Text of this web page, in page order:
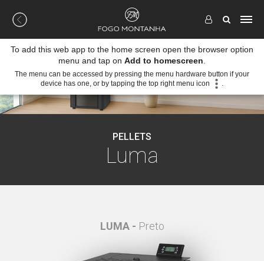
PELLETS
Luma
LUMA - Preto
To add this web app to the home screen open the browser option
menu and tap on Add to homescreen
The menu can be accessed by pressing the menu hardware button if your
device has one, or by tapping the top right menu icon
.